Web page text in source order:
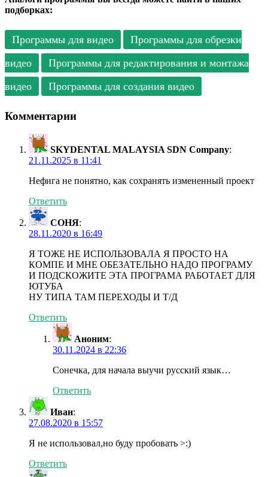
подборках:
Программы для видео
Программы для обрезки
видео
Программы для редактирования и монтажа
видео
Программы для создания видео
Комментарии
SKYDENTAL MALAYSIA SDN Company:
21.11.2025 в 11:41
Нефига не понятно, как сохранять измененный проект
Ответить
СОНЯ:
28.11.2020 в 16:49
Я ТОЖЕ НЕ ИСПОЛЬЗОВАЛА Я ПРОСТО НА
КОМПЕ И МНЕ ОБЕЗАТЕЛЬНО НАДО ПРОГРАМУ
И ПОДСКОЖИТЕ ЭТА ПРОГРАМА РАБОТАЕТ ДЛЯ
ЮТУБА
НУ ТИПА ТАМ ПЕРЕХОДЫ И Т/Д
Ответить
Аноним:
30.11.2024 в 22:36
Сонечка, для начала выучи русский язык…
Ответить
Иван:
27.08.2020 в 15:57
Я не использовал,но буду пробовать >:)
Ответить